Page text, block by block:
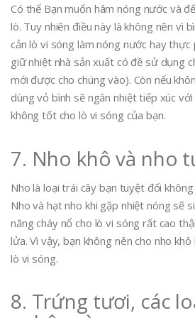
Có thể Bạn muốn hâm nóng nước và
lò. Tuy nhiên điều này là không nên vì
cản lò vi sóng làm nóng nước hay
giữ nhiệt nhà sản xuất có đề sử dụng
mới được cho chúng vào). Còn nếu
dùng vỏ bình sẽ ngăn nhiệt tiếp xúc
không tốt cho lò vi sóng của bạn.
7. Nho khô và nho
Nho là loại trái cây bạn tuyệt đối
Nho và hạt nho khi gặp nhiệt nóng sẽ
năng cháy nổ cho lò vi sóng rất cao
lửa. Vì vậy, bạn không nên cho nho
lò vi sóng.
8. Trứng tươi, các